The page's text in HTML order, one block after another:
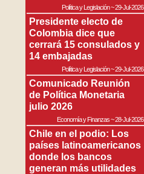
Política y Legislación~29-Jul-2026
Presidente electo de
Colombia dice que
cerrará 15 consulados y
14 embajadas
Política y Legislación~29-Jul-2026
Comunicado Reunión
de Política Monetaria
julio 2026
Economía y Finanzas~28-Jul-2026
Chile en el podio: Los
países latinoamericanos
donde los bancos
generan más utilidades